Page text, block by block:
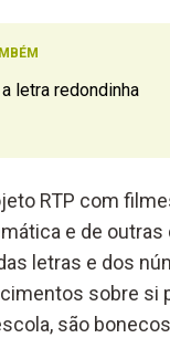
letra redondinha
RTP com
e de
letras e dos
sobre si
são